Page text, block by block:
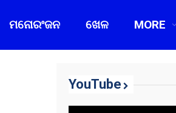
ମନୋରଂଜନ ଖେଳ MORE
YouTube